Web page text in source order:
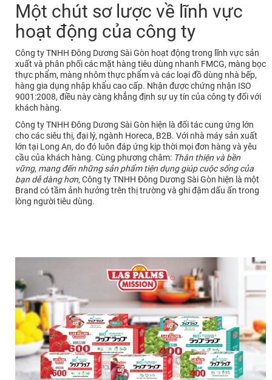
Một chút sơ lược về lĩnh vực
hoạt động của công ty
Công ty TNHH Đông Dương Sài Gòn hoạt động trong lĩnh vực sản
xuất và phân phối các mặt hàng tiêu dùng nhanh FMCG, màng bọc
thực phẩm, màng nhôm thực phẩm và các loại đồ dùng nhà bếp,
hàng gia dụng nhập khẩu cao cấp. Nhận được chứng nhận ISO
9001:2008, điều này càng khẳng định sự uy tín của công ty đối với
khách hàng.
Công ty TNHH Đông Dương Sài Gòn hiện là đối tác cung ứng lớn
cho các siêu thị, đại lý, ngành Horeca, B2B. Với nhà máy sản xuất
lớn tại Long An, do đó luôn đáp ứng kịp thời mọi đơn hàng và yêu
cầu của khách hàng. Cùng phương châm: Thân thiện và bền
vững, mang đến những sản phẩm tiện dụng giúp cuộc sống của
bạn dễ dàng hơn, Công ty TNHH Đông Dương Sài Gòn hiện là một
Brand có tầm ảnh hưởng trên thị trường và ghi đậm dấu ấn trong
lòng người tiêu dùng.